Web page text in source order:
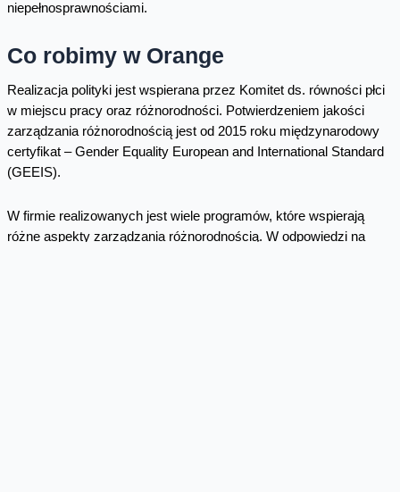
niepełnosprawnościami.
Co robimy w Orange
Realizacja polityki jest wspierana przez Komitet ds. równości płci
w miejscu pracy oraz różnorodności. Potwierdzeniem jakości
zarządzania różnorodnością jest od 2015 roku międzynarodowy
certyfikat – Gender Equality European and International Standard
(GEEIS).
W firmie realizowanych jest wiele programów, które wspierają
różne aspekty zarządzania różnorodnością. W odpowiedzi na